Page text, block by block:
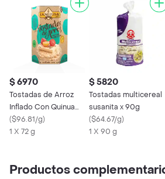
$ 6970
Tostadas de Arroz
Inflado Con Quinua
Sanissimo 100%
Salmas 72 g
($96.81/g)
1 X 72 g
$ 5820
Tostadas multicereal
susanita x 90g
($64.67/g)
1 X 90 g
Productos